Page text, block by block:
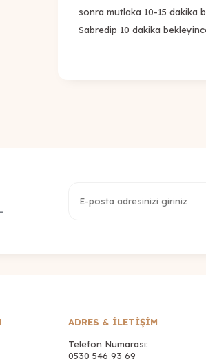
sonra mutlaka 10-15 dakika
Sabredip 10 dakika
ADRES & İLETIŞIM
Telefon Numarası:
0530 546 93 69